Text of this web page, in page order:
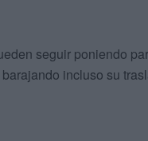
seguir poniendo
incluso su